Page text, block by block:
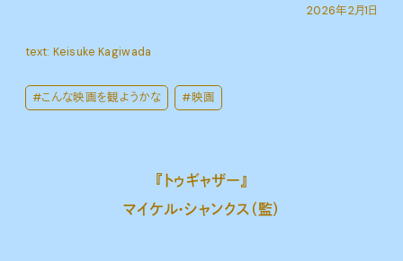
2026年2月1日
text: Keisuke Kagiwada
#こんな映画を観ようかな #映画
『トゥギャザー』
マイケル・シャンクス（監）